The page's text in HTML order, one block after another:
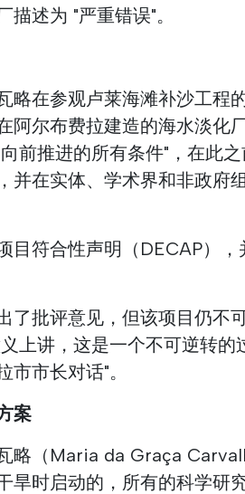
描述为 "严重错误"。
略在参观卢莱海滩补沙工程
阿尔布费拉建造的海水淡化
前推进的所有条件"，在此
并在实体、学术界和非政府
目符合性声明（DECAP）
了批评意见，但该项目仍不
上讲，这是一个不可逆转的
市市长对话"。
案
略（Maria da Graça
旱时启动的，所有的科学研